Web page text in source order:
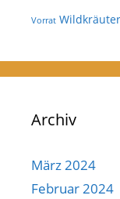
Vorrat Wildkräuter
Archiv
März 2024
Februar 2024